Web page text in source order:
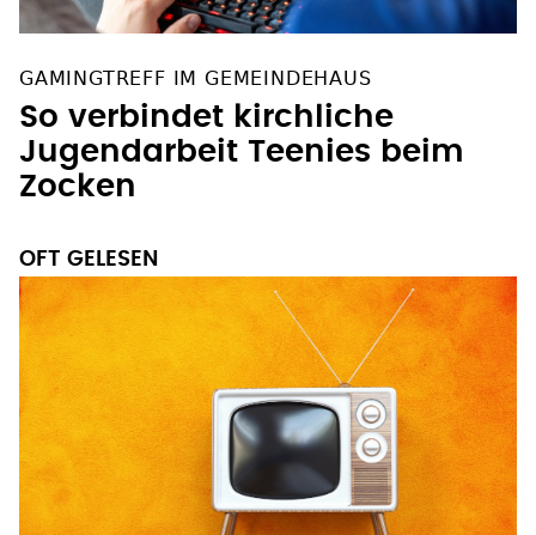
GAMINGTREFF IM GEMEINDEHAUS
So verbindet kirchliche
Jugendarbeit Teenies beim
OFT GELESEN